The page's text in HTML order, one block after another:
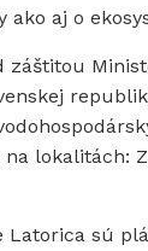
ako aj o
záštitou
lokalitách:
Latorica sú